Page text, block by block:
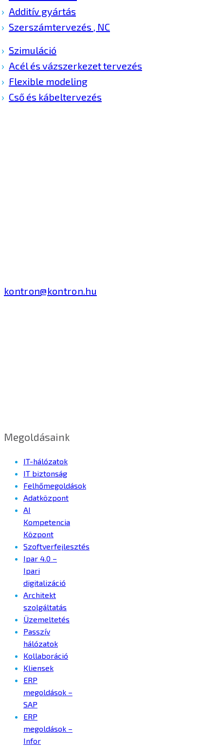
Additív gyártás
Szerszámtervezés , NC
Szimuláció
Acél és vázszerkezet tervezés
Flexible modeling
Cső és kábeltervezés
kontron@kontron.hu
Megoldásaink
IT-hálózatok
IT biztonság
Felhőmegoldások
Adatközpont
AI
Kompetencia
Központ
Szoftverfejlesztés
Ipar 4.0 –
Ipari
digitalizáció
Architekt
szolgáltatás
Üzemeltetés
Passzív
hálózatok
Kollaboráció
Kliensek
ERP
megoldások –
SAP
ERP
megoldások –
Infor